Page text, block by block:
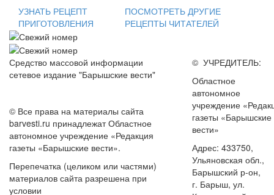
УЗНАТЬ РЕЦЕПТ
ПРИГОТОВЛЕНИЯ
ПОСМОТРЕТЬ ДРУГИЕ
РЕЦЕПТЫ ЧИТАТЕЛЕЙ
Средство массовой информации
сетевое издание "Барышские вести"
© Все права на материалы сайта
barvesti.ru принадлежат Областное
автономное учреждение «Редакция
газеты «Барышские вести».
Перепечатка (целиком или частями)
материалов сайта разрешена при
условии
© УЧРЕДИТЕЛЬ:
Областное
автономное
учреждение
газеты «Барышские
вести»
Адрес: 433750,
Ульяновская обл.,
Барышский р-он,
г. Барыш, ул.